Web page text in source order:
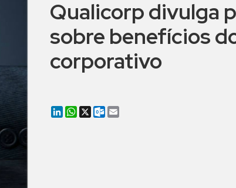
Qualicorp divulga
sobre benefícios
corporativo
LinkedIn
WhatsApp
X Outlook.com
Email